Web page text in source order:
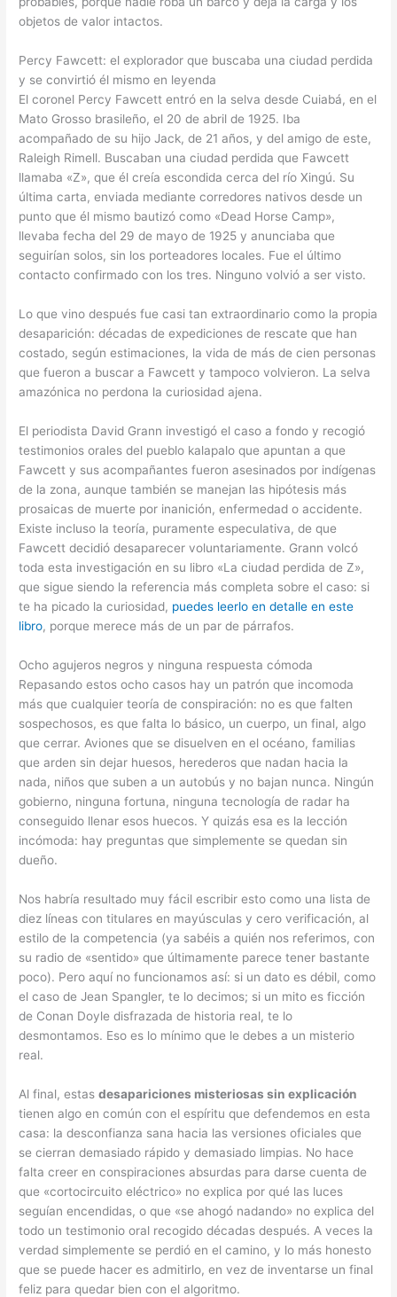
objetos de valor intactos.
Percy Fawcett: el explorador que buscaba una ciudad perdida
y se convirtió él mismo en leyenda
El coronel Percy Fawcett entró en la selva desde Cuiabá, en el
Mato Grosso brasileño, el 20 de abril de 1925. Iba
acompañado de su hijo Jack, de 21 años, y del amigo de este,
Raleigh Rimell. Buscaban una ciudad perdida que Fawcett
llamaba «Z», que él creía escondida cerca del río Xingú. Su
última carta, enviada mediante corredores nativos desde un
punto que él mismo bautizó como «Dead Horse Camp»,
llevaba fecha del 29 de mayo de 1925 y anunciaba que
seguirían solos, sin los porteadores locales. Fue el último
contacto confirmado con los tres. Ninguno volvió a ser visto.
Lo que vino después fue casi tan extraordinario como la propia
desaparición: décadas de expediciones de rescate que han
costado, según estimaciones, la vida de más de cien personas
que fueron a buscar a Fawcett y tampoco volvieron. La selva
amazónica no perdona la curiosidad ajena.
El periodista David Grann investigó el caso a fondo y recogió
testimonios orales del pueblo kalapalo que apuntan a que
Fawcett y sus acompañantes fueron asesinados por indígenas
de la zona, aunque también se manejan las hipótesis más
prosaicas de muerte por inanición, enfermedad o accidente.
Existe incluso la teoría, puramente especulativa, de que
Fawcett decidió desaparecer voluntariamente. Grann volcó
toda esta investigación en su libro «La ciudad perdida de Z»,
que sigue siendo la referencia más completa sobre el caso: si
te ha picado la curiosidad, puedes leerlo en detalle en este
libro, porque merece más de un par de párrafos.
Ocho agujeros negros y ninguna respuesta cómoda
Repasando estos ocho casos hay un patrón que incomoda
más que cualquier teoría de conspiración: no es que falten
sospechosos, es que falta lo básico, un cuerpo, un final, algo
que cerrar. Aviones que se disuelven en el océano, familias
que arden sin dejar huesos, herederos que nadan hacia la
nada, niños que suben a un autobús y no bajan nunca. Ningún
gobierno, ninguna fortuna, ninguna tecnología de radar ha
conseguido llenar esos huecos. Y quizás esa es la lección
incómoda: hay preguntas que simplemente se quedan sin
dueño.
Nos habría resultado muy fácil escribir esto como una lista de
diez líneas con titulares en mayúsculas y cero verificación, al
estilo de la competencia (ya sabéis a quién nos referimos, con
su radio de «sentido» que últimamente parece tener bastante
poco). Pero aquí no funcionamos así: si un dato es débil, como
el caso de Jean Spangler, te lo decimos; si un mito es ficción
de Conan Doyle disfrazada de historia real, te lo
desmontamos. Eso es lo mínimo que le debes a un misterio
real.
Al final, estasdesapariciones misteriosas sin explicación
tienen algo en común con el espíritu que defendemos en esta
casa: la desconfianza sana hacia las versiones oficiales que
se cierran demasiado rápido y demasiado limpias. No hace
falta creer en conspiraciones absurdas para darse cuenta de
que «cortocircuito eléctrico» no explica por qué las luces
seguían encendidas, o que «se ahogó nadando» no explica del
todo un testimonio oral recogido décadas después. A veces la
verdad simplemente se perdió en el camino, y lo más honesto
que se puede hacer es admitirlo, en vez de inventarse un final
feliz para quedar bien con el algoritmo.